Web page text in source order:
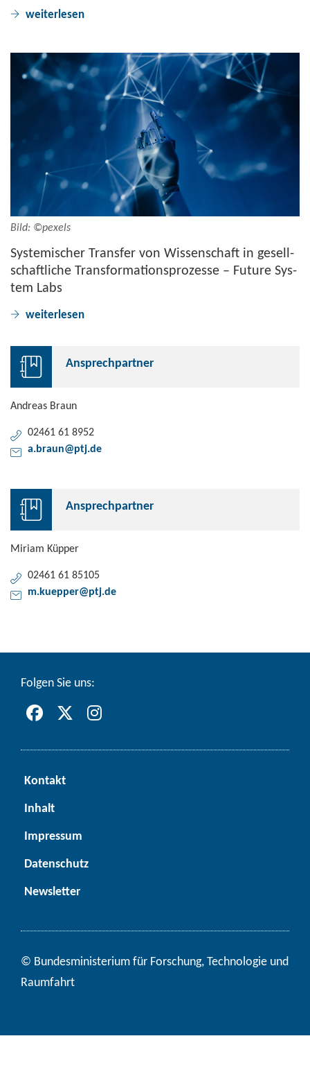
wei­ter­le­sen
Bild: ©pe­xels
Sys­te­mi­scher Trans­fer von Wis­sen­schaft in ge­sell­
schaft­li­che Trans­for­ma­ti­ons­pro­zes­se – Fu­ture Sys­
tem Labs
wei­ter­le­sen
An­sprech­part­ner
An­dre­as Braun
02461 61 8952
a.braun@ptj.de
An­sprech­part­ner
Mi­ri­am Küp­per
02461 61 85105
m.kuep­per@ptj.de
Fol­gen Sie uns:
Kon­takt
In­halt
Im­pres­sum
Da­ten­schutz
News­let­ter
© Bun­des­mi­nis­te­ri­um für ­For­schung, Tech­no­lo­gie und
Raum­fahrt